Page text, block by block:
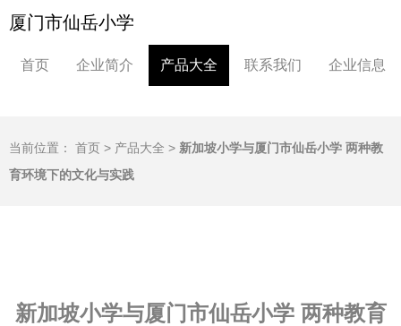
厦门市仙岳小学
首页 企业简介 产品大全 联系我们 企业信息
当前位置： 首页 > 产品大全 > 新加坡小学与厦门市仙岳小学 两种教
育环境下的文化与实践
新加坡小学与厦门市仙岳小学 两种教育